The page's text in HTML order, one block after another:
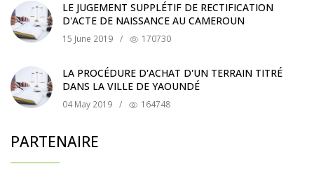
LE JUGEMENT SUPPLÉTIF DE RECTIFICATION
D'ACTE DE NAISSANCE AU CAMEROUN
15 June 2019 / 170730
LA PROCÉDURE D'ACHAT D'UN TERRAIN TITRÉ
DANS LA VILLE DE YAOUNDÉ
04 May 2019 / 164748
PARTENAIRE